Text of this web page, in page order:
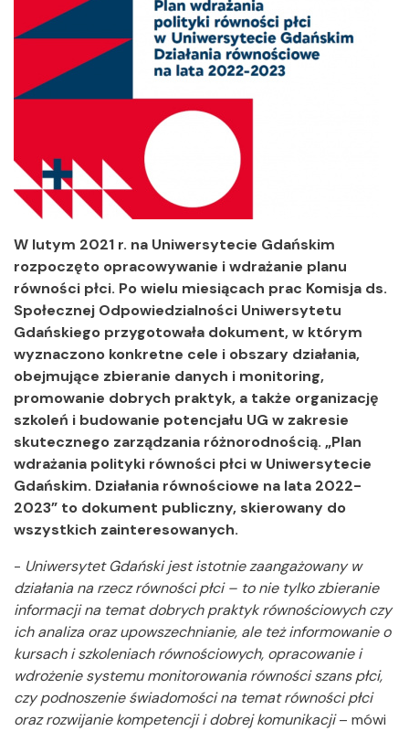
W lutym 2021 r. na Uniwersytecie Gdańskim
rozpoczęto opracowywanie i wdrażanie planu
równości płci. Po wielu miesiącach prac Komisja ds.
Społecznej Odpowiedzialności Uniwersytetu
Gdańskiego przygotowała dokument, w którym
wyznaczono konkretne cele i obszary działania,
obejmujące zbieranie danych i monitoring,
promowanie dobrych praktyk, a także organizację
szkoleń i budowanie potencjału UG w zakresie
skutecznego zarządzania różnorodnością. „Plan
wdrażania polityki równości płci w Uniwersytecie
Gdańskim. Działania równościowe na lata 2022-
2023” to dokument publiczny, skierowany do
wszystkich zainteresowanych.
- Uniwersytet Gdański jest istotnie zaangażowany w
działania na rzecz równości płci – to nie tylko zbieranie
informacji na temat dobrych praktyk równościowych czy
ich analiza oraz upowszechnianie, ale też informowanie o
kursach i szkoleniach równościowych, opracowanie i
wdrożenie systemu monitorowania równości szans płci,
czy podnoszenie świadomości na temat równości płci
oraz rozwijanie kompetencji i dobrej komunikacji– mówi